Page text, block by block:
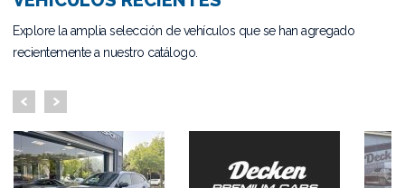
Explore la amplia selección de vehículos que se han agregado
recientemente a nuestro catálogo.